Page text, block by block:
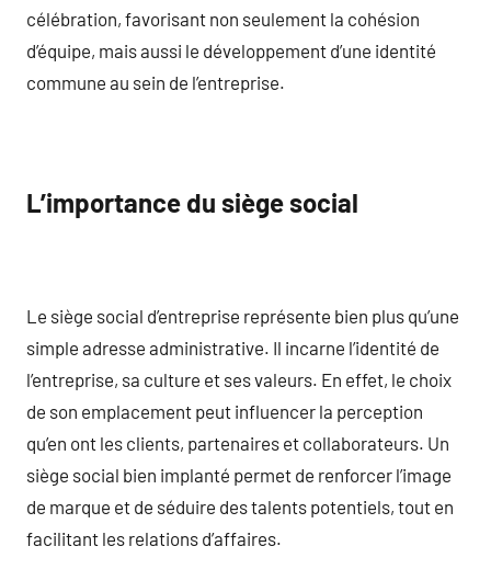
célébration, favorisant non seulement la cohésion
d’équipe, mais aussi le développement d’une identité
commune au sein de l’entreprise.
L’importance du siège social
Le siège social d’entreprise représente bien plus qu’une
simple adresse administrative. Il incarne l’identité de
l’entreprise, sa culture et ses valeurs. En effet, le choix
de son emplacement peut influencer la perception
qu’en ont les clients, partenaires et collaborateurs. Un
siège social bien implanté permet de renforcer l’image
de marque et de séduire des talents potentiels, tout en
facilitant les relations d’affaires.